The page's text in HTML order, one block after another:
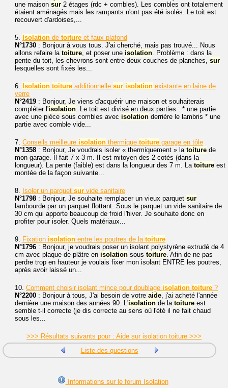
une maison sur 2 étages (rdc + combles). Les combles ont totalement
étaient aménagés mais les rampants n'ont pas été isolés. Le toit est
recouvert d'ardoises,...
5. Isolation de toiture et faux plafond
N°1730 : Bonjour à vous tous. J'ai cherché, mais pas trouvé... Nous
allons refaire la toiture, et poser une isolation. Problème : dans la
pente du toit, les chevrons sont entre deux couches de planches, sur
lesquelles sont fixés les...
6. Isolation toiture additionnelle sur isolation existante en laine de
verre
N°2419 : Bonjour, Je viens d'acquérir une maison et souhaiterais
compléter l'isolation. Le toit est divisé en deux parties : * une partie
avec une pièce sous combles avec isolation derrière le lambris * une
partie avec comble vide...
7. Conseils meilleure isolation thermique toiture garage en tôle
N°1358 : Bonjour, Je voudrais isoler « thermiquement » la toiture de
mon garage. Il fait 7 x 3 m. Il est mitoyen des 2 cotés (dans la
longueur). La pente (faible) est dans la longueur des 7 m. La toiture est
montée de la façon suivante...
8. Isoler un parquet sur vide sanitaire
N°1798 : Bonjour, Je souhaite remplacer un vieux parquet sur
lambourde par un parquet flottant. Sous le parquet un vide sanitaire de
30 cm qui apporte beaucoup de froid l'hiver. Je souhaite donc en
profiter pour isoler. Quels matériaux...
9. Fixation isolation entre les poutres de la toiture
N°1796 : Bonjour, je voudrais poser un isolant polystyrène extrudé de 4
cm avec plaque de plâtre en isolation sous toiture. Afin de ne pas
perdre trop en hauteur je voulais fixer mon isolant ENTRE les poutres,
après avoir laissé un...
10. Comment choisir isolant mince pour doublage isolation toiture ?
N°2200 : Bonjour à tous, J'ai besoin de votre aide, j'ai acheté l'année
dernière une maison des années 90. L'isolation de la toiture est
semble t-il correcte (je dis correcte au sens où l'été il ne fait chaud
sous les...
>>> Résultats suivants pour : Aide sur isolation toiture >>>
Liste des questions
Informations sur le forum Isolation